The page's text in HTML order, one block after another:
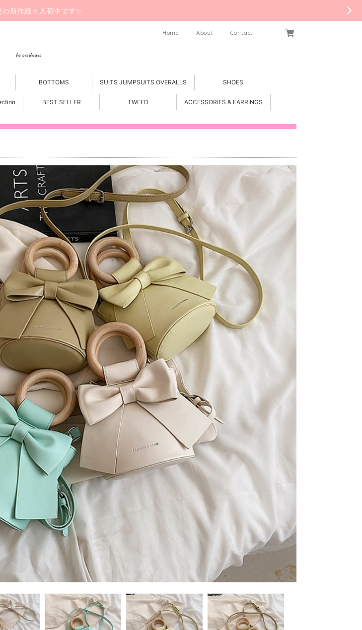
新作続々入荷中です✨
Home About Contact
le cadeau
BOTTOMS SUITS JUMPSUITS OVERALLS SHOES
BEST SELLER TWEED ACCESSORIES & EARRINGS